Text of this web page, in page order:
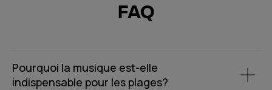
FAQ
Pourquoi la musique est-elle
indispensable pour les plages?